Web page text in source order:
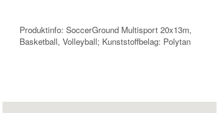
Produktinfo: SoccerGround Multisport 20x13m,
Basketball, Volleyball; Kunststoffbelag: Polytan